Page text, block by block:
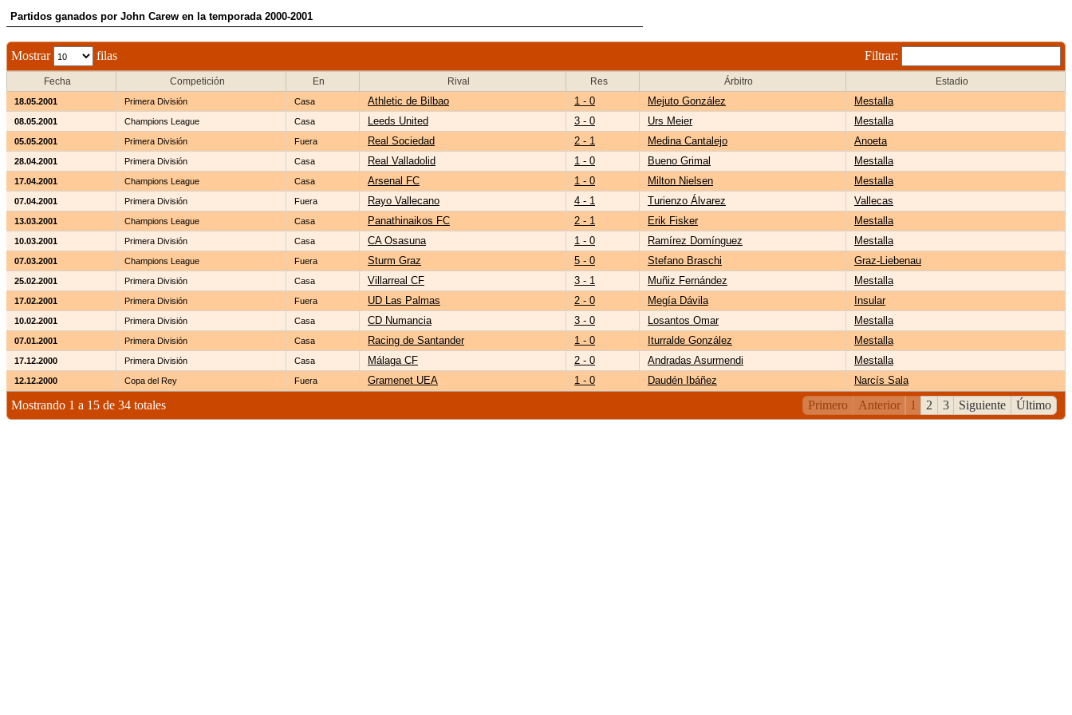
Partidos ganados por John Carew en la temporada 2000-2001
Mostrar filas Filtrar:
Fecha Competición En Rival Res Árbitro Estadio
18.05.2001 Primera División Casa Athletic de Bilbao 1 - 0 Mejuto González Mestalla
08.05.2001 Champions League Casa Leeds United 3 - 0 Urs Meier Mestalla
05.05.2001 Primera División Fuera Real Sociedad 2 - 1 Medina Cantalejo Anoeta
28.04.2001 Primera División Casa Real Valladolid 1 - 0 Bueno Grimal Mestalla
17.04.2001 Champions League Casa Arsenal FC 1 - 0 Milton Nielsen Mestalla
07.04.2001 Primera División Fuera Rayo Vallecano 4 - 1 Turienzo Álvarez Vallecas
13.03.2001 Champions League Casa Panathinaikos FC 2 - 1 Erik Fisker Mestalla
10.03.2001 Primera División Casa CA Osasuna 1 - 0 Ramírez Domínguez Mestalla
07.03.2001 Champions League Fuera Sturm Graz 5 - 0 Stefano Braschi Graz-Liebenau
25.02.2001 Primera División Casa Villarreal CF 3 - 1 Muñiz Fernández Mestalla
17.02.2001 Primera División Fuera UD Las Palmas 2 - 0 Megía Dávila Insular
10.02.2001 Primera División Casa CD Numancia 3 - 0 Losantos Omar Mestalla
07.01.2001 Primera División Casa Racing de Santander 1 - 0 Iturralde González Mestalla
17.12.2000 Primera División Casa Málaga CF 2 - 0 Andradas Asurmendi Mestalla
12.12.2000 Copa del Rey Fuera Gramenet UEA 1 - 0 Daudén Ibáñez Narcís Sala
Mostrando 1 a 15 de 34 totales Primero Anterior 1 2 3 Siguiente Último